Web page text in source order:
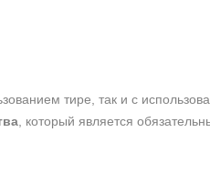
тире, так и с
, который является